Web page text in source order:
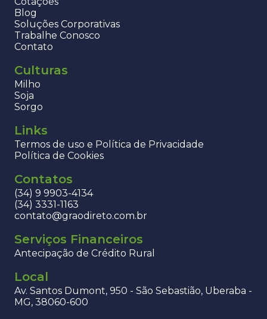
Blog
Soluções Corporativas
Trabalhe Conosco
Contato
Culturas
Milho
Soja
Sorgo
Links
Termos de uso e Política de Privacidade
Política de Cookies
Contatos
(34) 9 9903-4134
(34) 3331-1163
contato@graodireto.com.br
Serviços Financeiros
Antecipação de Crédito Rural
Local
Av. Santos Dumont, 950 - São Sebastião, Uberaba -
MG, 38060-600